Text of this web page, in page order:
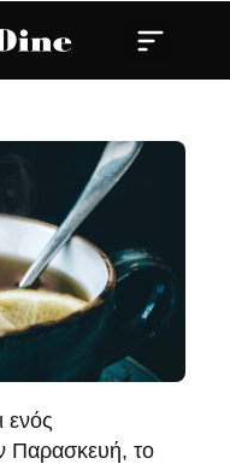
ενός
Παρασκευή, το